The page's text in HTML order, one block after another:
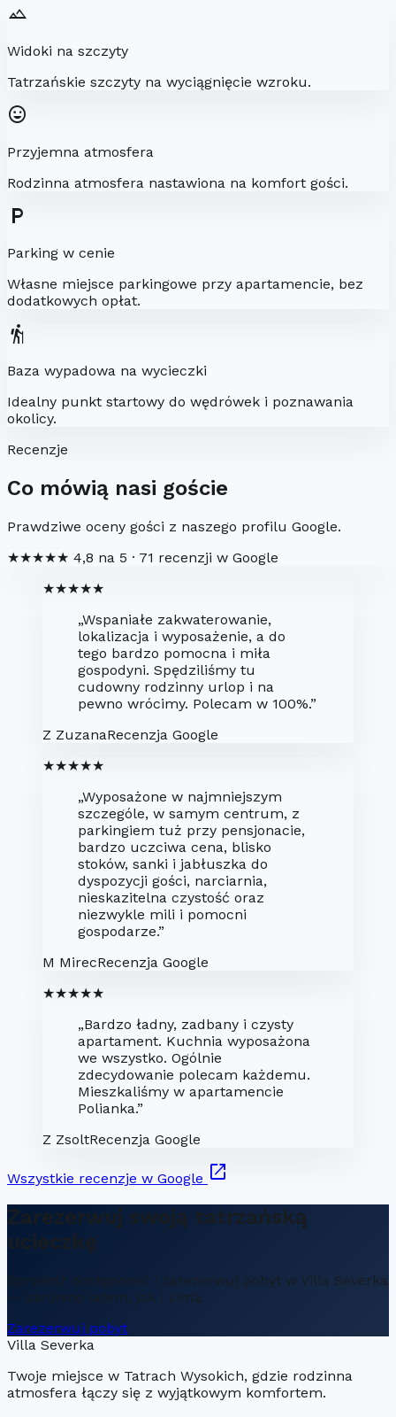
filter_hdr
Widoki na szczyty
Tatrzańskie szczyty na wyciągnięcie wzroku.
mood
Przyjemna atmosfera
Rodzinna atmosfera nastawiona na komfort gości.
local_parking
Parking w cenie
Własne miejsce parkingowe przy apartamencie, bez
dodatkowych opłat.
hiking
Baza wypadowa na wycieczki
Idealny punkt startowy do wędrówek i poznawania
okolicy.
Recenzje
Co mówią nasi goście
Prawdziwe oceny gości z naszego profilu Google.
★★★★★ 4,8 na 5 · 71 recenzji w Google
★★★★★
„Wspaniałe zakwaterowanie,
lokalizacja i wyposażenie, a do
tego bardzo pomocna i miła
gospodyni. Spędziliśmy tu
cudowny rodzinny urlop i na
pewno wrócimy. Polecam w 100%.”
Z ZuzanaRecenzja Google
★★★★★
„Wyposażone w najmniejszym
szczególe, w samym centrum, z
parkingiem tuż przy pensjonacie,
bardzo uczciwa cena, blisko
stoków, sanki i jabłuszka do
dyspozycji gości, narciarnia,
nieskazitelna czystość oraz
niezwykle mili i pomocni
gospodarze.”
M MirecRecenzja Google
★★★★★
„Bardzo ładny, zadbany i czysty
apartament. Kuchnia wyposażona
we wszystko. Ogólnie
zdecydowanie polecam każdemu.
Mieszkaliśmy w apartamencie
Polianka.”
Z ZsoltRecenzja Google
Wszystkie recenzje w Google open_in_new
Zarezerwuj swoją tatrzańską
ucieczkę
Sprawdź dostępność i zarezerwuj pobyt w Villa Severka
— zarówno latem, jak i zimą.
Zarezerwuj pobyt
Villa Severka
Twoje miejsce w Tatrach Wysokich, gdzie rodzinna
atmosfera łączy się z wyjątkowym komfortem.